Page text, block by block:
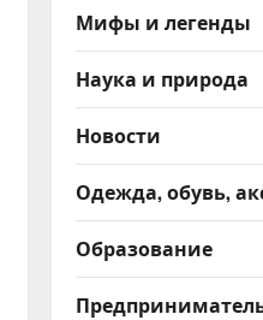
Мифы и легенды
Наука и природа
Новости
Одежда, обувь,
Образование